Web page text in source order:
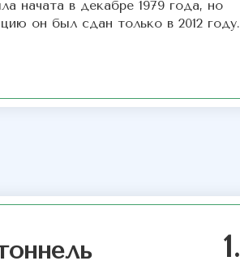
начата в декабре 1979 года, но
он был сдан только в 2012 году.
1.